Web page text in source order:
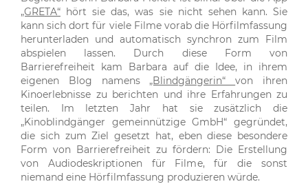
„GRETA“ hört sie das, was sie nicht sehen kann. Sie
kann sich dort für viele Filme vorab die Hörfilmfassung
herunterladen und automatisch synchron zum Film
abspielen lassen. Durch diese Form von
Barrierefreiheit kam Barbara auf die Idee, in ihrem
eigenen Blog namens „Blindgängerin“von ihren
Kinoerlebnisse zu berichten und ihre Erfahrungen zu
teilen. Im letzten Jahr hat sie zusätzlich die
„Kinoblindgänger gemeinnützige GmbH“ gegründet,
die sich zum Ziel gesetzt hat, eben diese besondere
Form von Barrierefreiheit zu fördern: Die Erstellung
von Audiodeskriptionen für Filme, für die sonst
niemand eine Hörfilmfassung produzieren würde.